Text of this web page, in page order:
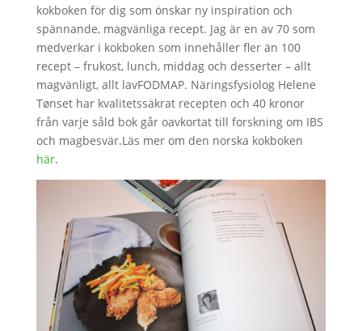
kokboken för dig som önskar ny inspiration och
spännande, magvänliga recept. Jag är en av 70 som
medverkar i kokboken som innehåller fler än 100
recept – frukost, lunch, middag och desserter – allt
magvänligt, allt lavFODMAP. Näringsfysiolog Helene
Tønset har kvalitetssäkrat recepten och 40 kronor
från varje såld bok går oavkortat till forskning om IBS
och magbesvär.Läs mer om den norska kokboken
här.